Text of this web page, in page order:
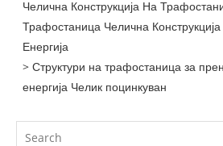
Челична Конструкција На
Трафостаница Челична
Енергија
> Структури на трафостаница за
енергија Челик поцинкуван